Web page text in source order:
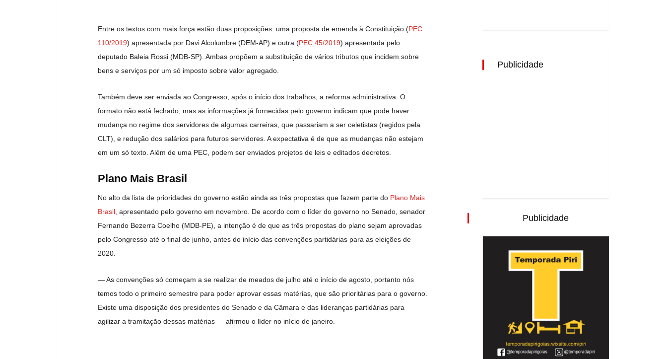
Entre os textos com mais força estão duas proposições: uma proposta de emenda à Constituição (PEC
110/2019) apresentada por Davi Alcolumbre (DEM-AP) e outra (PEC 45/2019) apresentada pelo
deputado Baleia Rossi (MDB-SP). Ambas propõem a substituição de vários tributos que incidem sobre
bens e serviços por um só imposto sobre valor agregado.
Também deve ser enviada ao Congresso, após o início dos trabalhos, a reforma administrativa. O
formato não está fechado, mas as informações já fornecidas pelo governo indicam que pode haver
mudança no regime dos servidores de algumas carreiras, que passariam a ser celetistas (regidos pela
CLT), e redução dos salários para futuros servidores. A expectativa é de que as mudanças não estejam
em um só texto. Além de uma PEC, podem ser enviados projetos de leis e editados decretos.
Plano Mais Brasil
No alto da lista de prioridades do governo estão ainda as três propostas que fazem parte do Plano Mais
Brasil , apresentado pelo governo em novembro. De acordo com o líder do governo no Senado, senador
Fernando Bezerra Coelho (MDB-PE), a intenção é de que as três propostas do plano sejam aprovadas
pelo Congresso até o final de junho, antes do início das convenções partidárias para as eleições de
2020.
— As convenções só começam a se realizar de meados de julho até o início de agosto, portanto nós
temos todo o primeiro semestre para poder aprovar essas matérias, que são prioritárias para o governo.
Existe uma disposição dos presidentes do Senado e da Câmara e das lideranças partidárias para
agilizar a tramitação dessas matérias — afirmou o líder no início de janeiro.
Publicidade
Publicidade